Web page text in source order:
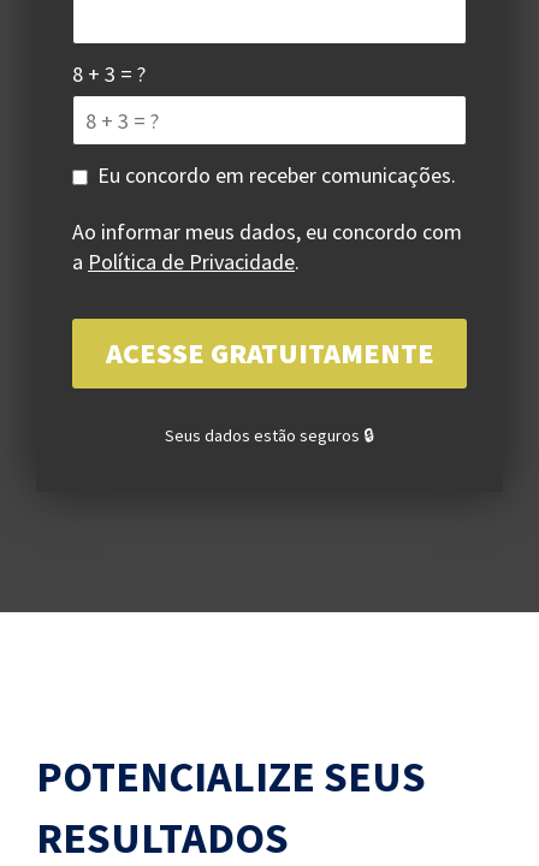
8 + 3 = ?
Eu concordo em receber comunicações.
Ao informar meus dados, eu concordo com
a Política de Privacidade.
Seus dados estão seguros 🔒
POTENCIALIZE SEUS
RESULTADOS